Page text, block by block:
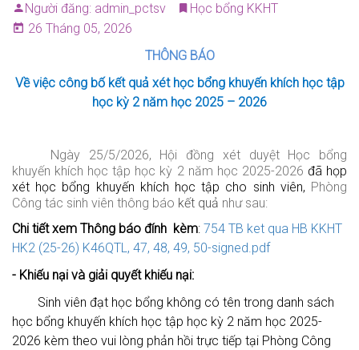
Người đăng: admin_pctsv
Học bổng KKHT
26 Tháng 05, 2026
THÔNG BÁO
Về việc công bố kết quả xét học bổng khuyến khích học tập
học kỳ 2 năm học 2025 – 2026
Ngày 25/5/2026, Hội đồng xét duyệt Học bổng
khuyến khích học tập học kỳ 2 năm học 2025-2026 đã họp
xét học bổng khuyến khích học tập cho sinh viên, Phòng
Công tác sinh viên thông báo kết quả như sau:
Chi tiết xem Thông báo đính kèm: 754 TB ket qua HB KKHT
HK2 (25-26) K46QTL, 47, 48, 49, 50-signed.pdf
- Khiếu nại và giải quyết khiếu nại:
Sinh viên đạt học bổng không có tên trong danh sách
học bổng khuyến khích học tập học kỳ 2 năm học 2025-
2026 kèm theo vui lòng phản hồi trực tiếp tại Phòng Công